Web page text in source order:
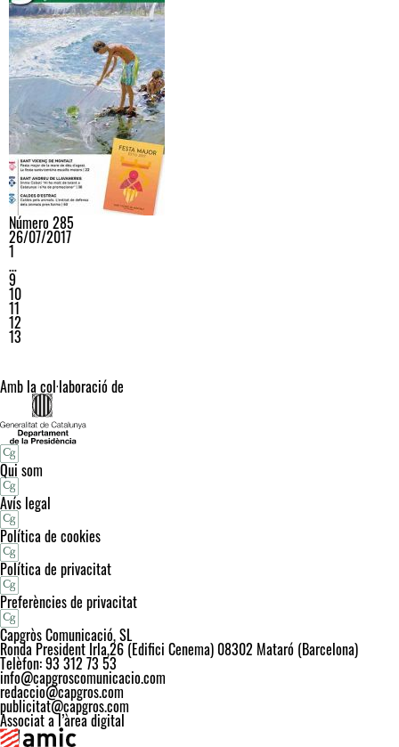
Número 285
26/07/2017
1
…
9
10
11
12
13
Amb la col·laboració de
Qui som
Avís legal
Política de cookies
Política de privacitat
Preferències de privacitat
Capgròs Comunicació, SL
Ronda President Irla,26 (Edifici Cenema) 08302 Mataró (Barcelona)
Telèfon: 93 312 73 53
info@capgroscomunicacio.com
redaccio@capgros.com
publicitat@capgros.com
Associat a l’àrea digital